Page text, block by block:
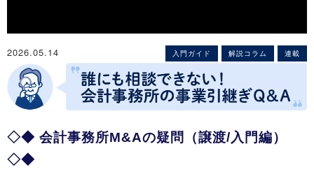
2026.05.14 入門ガイド 解説コラム 連載
◇◆ 会計事務所M&Aの疑問（譲渡/入門編）
◇◆